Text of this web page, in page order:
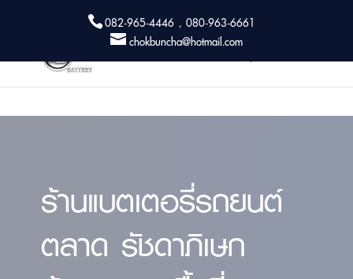
082-965-4446 , 080-963-6661
chokbuncha@hotmail.com
ร้านแบตเตอรี่รถยนต์
ตลาด รัชดาภิเษก